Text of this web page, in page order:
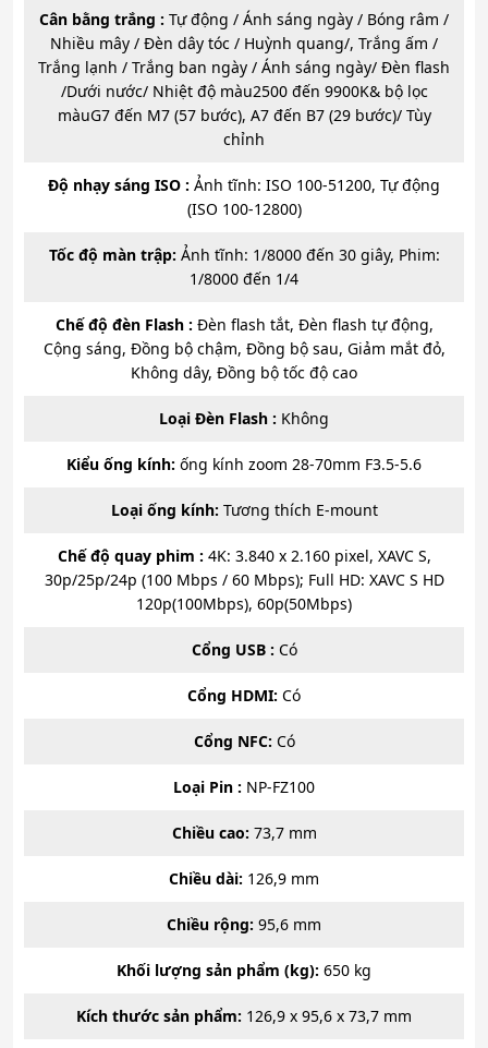
Cân bằng trắng : Tự động / Ánh sáng ngày / Bóng râm /
Nhiều mây / Đèn dây tóc / Huỳnh quang/, Trắng ấm /
Trắng lạnh / Trắng ban ngày / Ánh sáng ngày/ Đèn flash
/Dưới nước/ Nhiệt độ màu2500 đến 9900K& bộ lọc
màuG7 đến M7 (57 bước), A7 đến B7 (29 bước)/ Tùy
chỉnh
Độ nhạy sáng ISO : Ảnh tĩnh: ISO 100-51200, Tự động
(ISO 100-12800)
Tốc độ màn trập: Ảnh tĩnh: 1/8000 đến 30 giây, Phim:
1/8000 đến 1/4
Chế độ đèn Flash : Đèn flash tắt, Đèn flash tự động,
Cộng sáng, Đồng bộ chậm, Đồng bộ sau, Giảm mắt đỏ,
Không dây, Đồng bộ tốc độ cao
Loại Đèn Flash : Không
Kiểu ống kính: ống kính zoom 28-70mm F3.5-5.6
Loại ống kính: Tương thích E-mount
Chế độ quay phim : 4K: 3.840 x 2.160 pixel, XAVC S,
30p/25p/24p (100 Mbps / 60 Mbps); Full HD: XAVC S HD
120p(100Mbps), 60p(50Mbps)
Cổng USB : Có
Cổng HDMI: Có
Cổng NFC: Có
Loại Pin : NP-FZ100
Chiều cao: 73,7 mm
Chiều dài: 126,9 mm
Chiều rộng: 95,6 mm
Khối lượng sản phẩm (kg): 650 kg
Kích thước sản phẩm: 126,9 x 95,6 x 73,7 mm